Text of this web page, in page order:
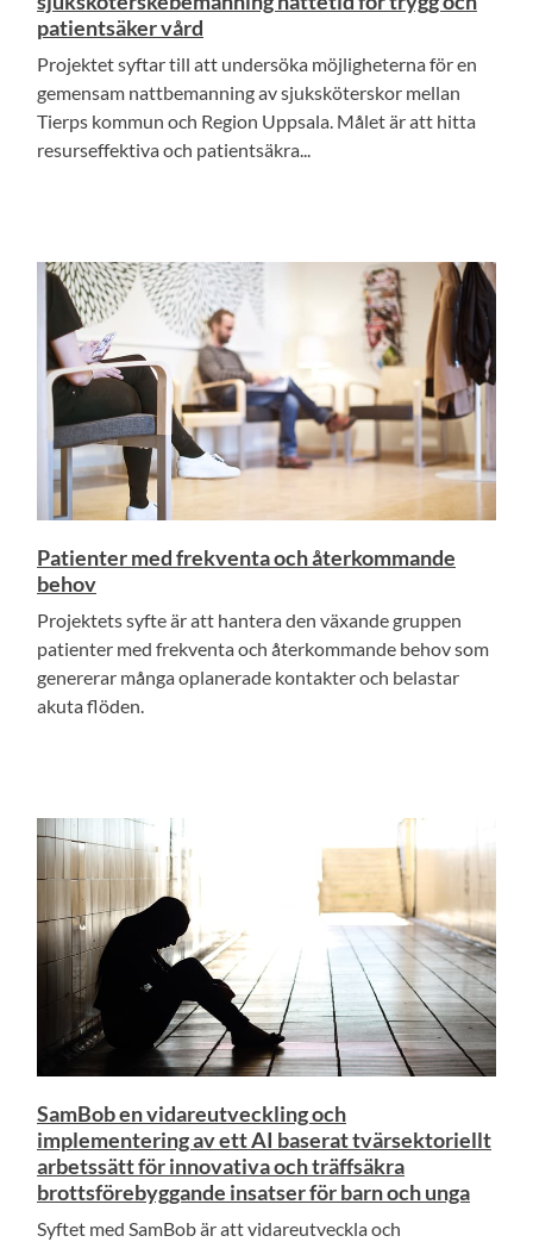
patientsäker vård
Projektet syftar till att undersöka möjligheterna för en
gemensam nattbemanning av sjuksköterskor mellan
Tierps kommun och Region Uppsala. Målet är att hitta
resurseffektiva och patientsäkra...
Patienter med frekventa och återkommande
behov
Projektets syfte är att hantera den växande gruppen
patienter med frekventa och återkommande behov som
genererar många oplanerade kontakter och belastar
akuta flöden.
SamBob en vidareutveckling och
implementering av ett AI baserat tvärsektoriellt
arbetssätt för innovativa och träffsäkra
brottsförebyggande insatser för barn och unga
Syftet med SamBob är att vidareutveckla och